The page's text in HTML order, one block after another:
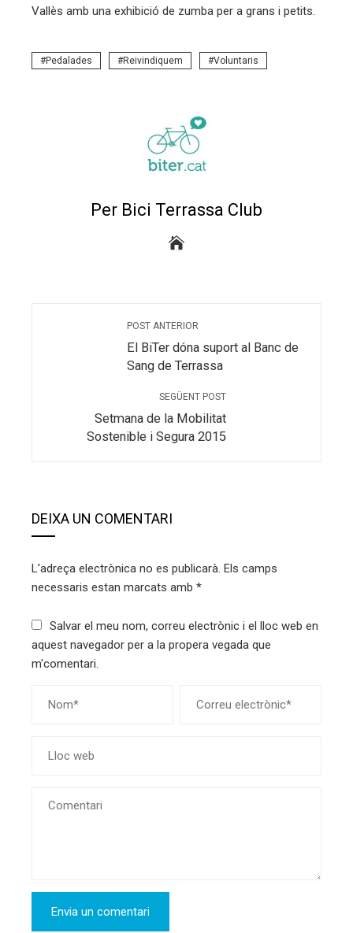
Vallès amb una exhibició de zumba per a grans i petits.
Pedalades Reivindiquem Voluntaris
Per Bici Terrassa Club
POST ANTERIOR
El BiTer dóna suport al Banc de
Sang de Terrassa
SEGÜENT POST
Setmana de la Mobilitat
Sostenible i Segura 2015
DEIXA UN COMENTARI
L'adreça electrònica no es publicarà. Els camps
necessaris estan marcats amb *
Salvar el meu nom, correu electrònic i el lloc web en
aquest navegador per a la propera vegada que
m'comentari.